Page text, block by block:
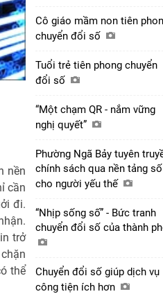
nền
cần
đi.
trở
thể
Cô giáo mầm non tiên
chuyển đổi số
Tuổi trẻ tiên phong chuyển
đổi số
“Một chạm QR - nắm vững
nghị quyết”
Phường Ngã Bảy tuyên
chính sách qua nền tảng số
cho người yếu thế
“Nhịp sống số” - Bức tranh
chuyển đổi số của thành
Chuyển đổi số giúp dịch vụ
công tiện ích hơn